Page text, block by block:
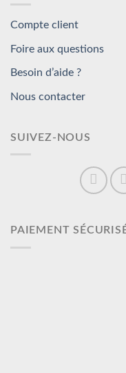
Compte client
Foire aux questions
Besoin d’aide ?
Nous contacter
SUIVEZ-NOUS
PAIEMENT